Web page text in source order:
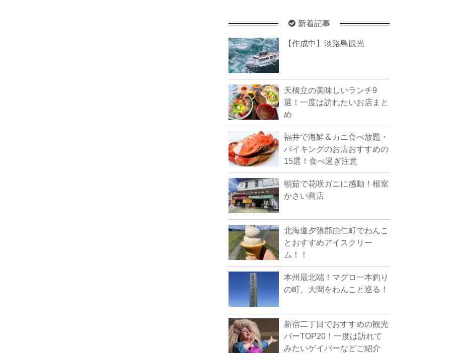
新着記事
【作成中】淡路島観光
天橋立の美味しいランチ9
選！一度は訪れたいお店まと
め
福井で海鮮＆カニ食べ放題・
バイキングのお店おすすめの
15選！食べ過ぎ注意
朝茹で花咲ガニに感動！根室
かさい商店
北海道夕張郡由仁町でわんこ
とおすすめアイスクリー
ム！！
本州最北端！マグロ一本釣り
の町、大間をわんこと巡る！
新宿二丁目でおすすめの観光
バーTOP20！一度は訪れて
みたいゲイバーなどご紹介